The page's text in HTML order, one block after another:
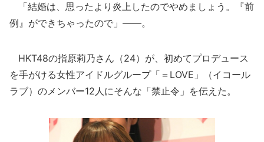
「結婚は、思ったより炎上したのでやめましょう。『前
例』ができちゃったので」――。
HKT48の指原莉乃さん（24）が、初めてプロデュース
を手がける女性アイドルグループ「＝LOVE」（イコール
ラブ）のメンバー12人にそんな「禁止令」を伝えた。